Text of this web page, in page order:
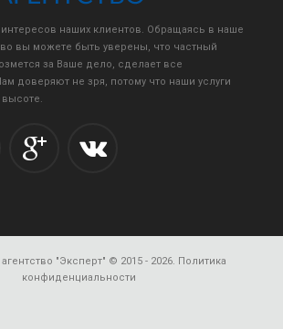
наших клиентов. Обращаясь в наше
вы можете быть уверены, что частный
за Ваше дело, сделает все
доверяют не зря, потому что наши услуги
высоте.
"Эксперт" © 2015 - 2026. Политика
конфиденциальности